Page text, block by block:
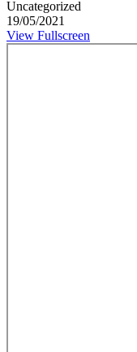
Uncategorized
19/05/2021
View Fullscreen